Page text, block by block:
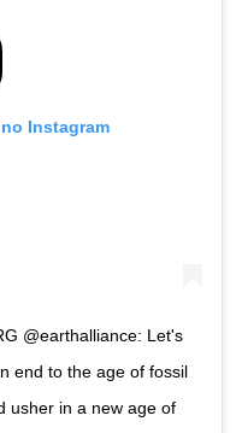
Instagram
@earthalliance: Let's
end to the age of fossil
usher in a new age of